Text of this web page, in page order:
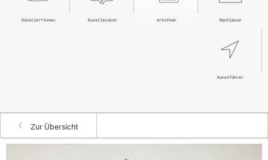
Nachlässe
Artothek
Kunstlexikon
Künstler*innen
Kunstführer
Zur Übersicht